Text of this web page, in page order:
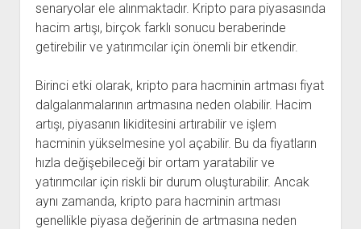
senaryolar ele alınmaktadır. Kripto para piyasasında
hacim artışı, birçok farklı sonucu beraberinde
getirebilir ve yatırımcılar için önemli bir etkendir.
Birinci etki olarak, kripto para hacminin artması fiyat
dalgalanmalarının artmasına neden olabilir. Hacim
artışı, piyasanın likiditesini artırabilir ve işlem
hacminin yükselmesine yol açabilir. Bu da fiyatların
hızla değişebileceği bir ortam yaratabilir ve
yatırımcılar için riskli bir durum oluşturabilir. Ancak
aynı zamanda, kripto para hacminin artması
genellikle piyasa değerinin de artmasına neden